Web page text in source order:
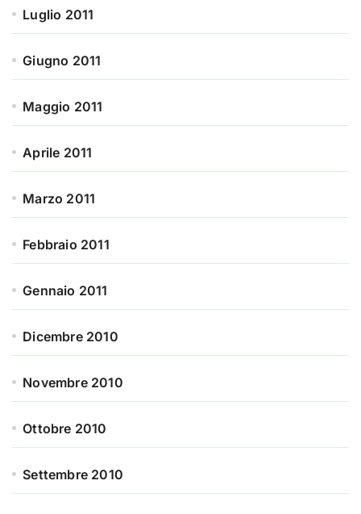
Luglio 2011
Giugno 2011
Maggio 2011
Aprile 2011
Marzo 2011
Febbraio 2011
Gennaio 2011
Dicembre 2010
Novembre 2010
Ottobre 2010
Settembre 2010